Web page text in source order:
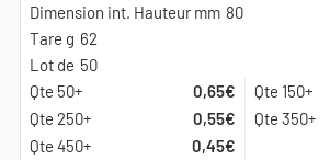
80
62
50
0,65€
0,55€
0,45€